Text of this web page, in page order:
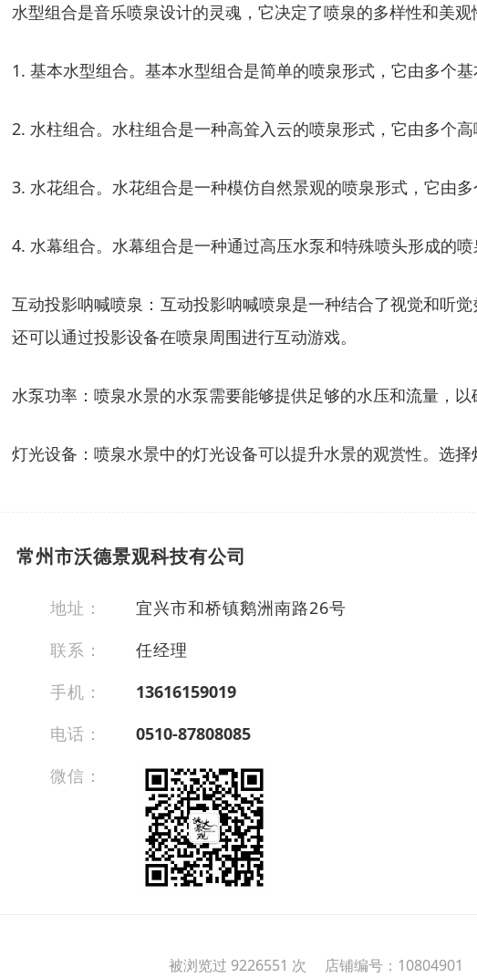
水型组合是音乐喷泉设计的灵魂，它决定了喷泉的多样性和美观
1. 基本水型组合。基本水型组合是简单的喷泉形式，它由多个
2. 水柱组合。水柱组合是一种高耸入云的喷泉形式，它由多个
3. 水花组合。水花组合是一种模仿自然景观的喷泉形式，它由
4. 水幕组合。水幕组合是一种通过高压水泵和特殊喷头形成的
互动投影呐喊喷泉：互动投影呐喊喷泉是一种结合了视觉和听
还可以通过投影设备在喷泉周围进行互动游戏。
水泵功率：喷泉水景的水泵需要能够提供足够的水压和流量，
灯光设备：喷泉水景中的灯光设备可以提升水景的观赏性。选
常州市沃德景观科技有公司
地址：
宜兴市和桥镇鹅洲南路26号
联系：
任经理
手机：
13616159019
电话：
0510-87808085
微信：
被浏览过 9226551 次 店铺编号：10804901